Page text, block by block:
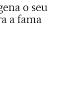
o seu
a fama